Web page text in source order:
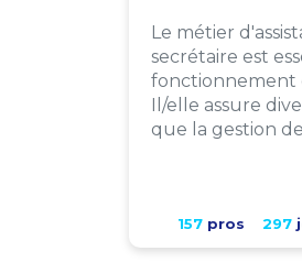
Le métier
secrétaire est
fonctionnement
Il/elle assure
que la gestion
157pros 297